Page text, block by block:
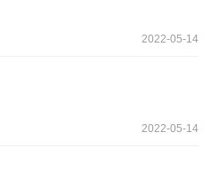
2022-05-14
2022-05-14